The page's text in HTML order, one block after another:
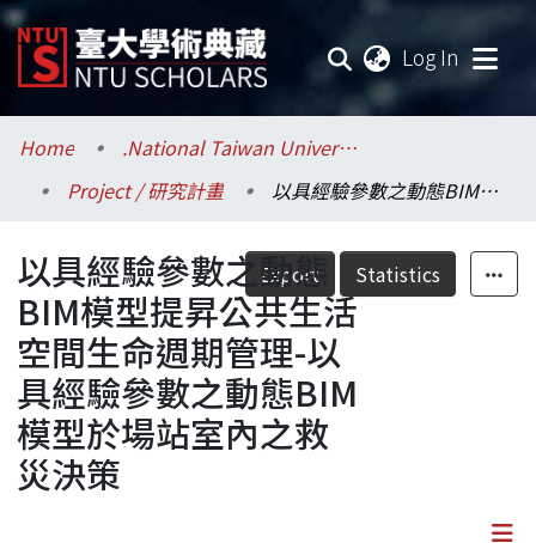
Log In
Communities & Collections
Research Outputs
Fundings & Projects
Researchers
Organizations
Statistics
Home
.National Taiwan University / 國立臺灣大學
Project / 研究計畫
以具經驗參數之動態BIM模型提昇公共生活空間生命週期管理-以具經驗參數之動態BIM模型於場站室內之救災決策
Export Statistics
以具經驗參數之動態
BIM模型提昇公共生活
空間生命週期管理-以
具經驗參數之動態BIM
模型於場站室內之救
災決策